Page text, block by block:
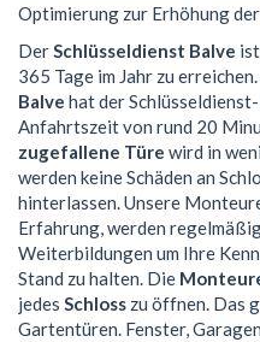
Optimierung zur Erhöhung
DerSchlüsseldienst Balve
365 Tage im Jahr zu
Balve hat der
Anfahrtszeit von rund 20
zugefallene Türe wird in
werden keine Schäden an
hinterlassen. Unsere
Erfahrung, werden
Weiterbildungen um Ihre
Stand zu halten. Die
jedes Schloss zu öffnen. Das
Gartentüren. Fenster,